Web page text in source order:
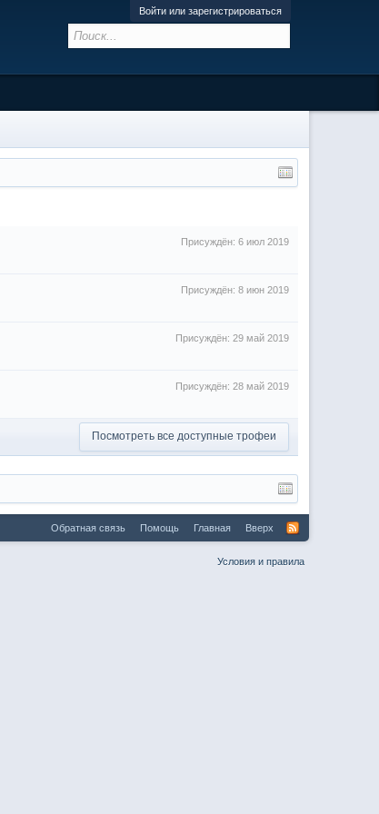
Войти или зарегистрироваться
Присуждён: 6 июл 2019
Присуждён: 8 июн 2019
Присуждён: 29 май 2019
Присуждён: 28 май 2019
Посмотреть все доступные трофеи
Обратная связь Помощь Главная Вверх
Условия и правила